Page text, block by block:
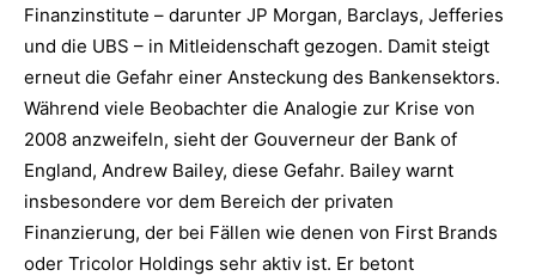
Finanzinstitute – darunter JP Morgan, Barclays, Jefferies
und die UBS – in Mitleidenschaft gezogen. Damit steigt
erneut die Gefahr einer Ansteckung des Bankensektors.
Während viele Beobachter die Analogie zur Krise von
2008 anzweifeln, sieht der Gouverneur der Bank of
England, Andrew Bailey, diese Gefahr. Bailey warnt
insbesondere vor dem Bereich der privaten
Finanzierung, der bei Fällen wie denen von First Brands
oder Tricolor Holdings sehr aktiv ist. Er betont